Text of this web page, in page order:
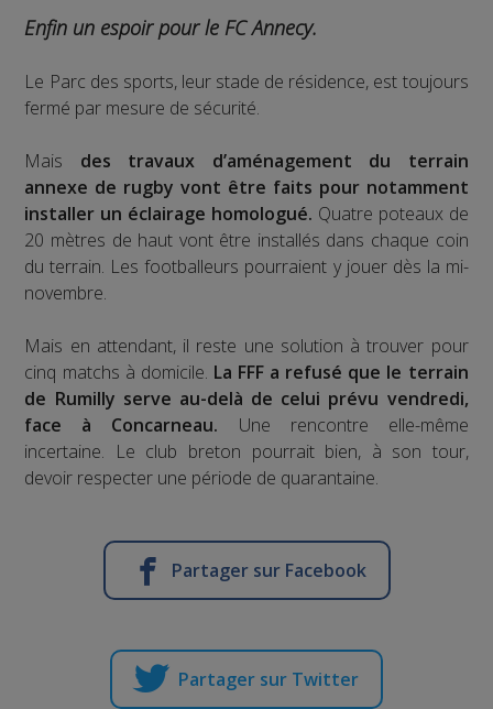
Enfin un espoir pour le FC Annecy.
Le Parc des sports, leur stade de résidence, est toujours
fermé par mesure de sécurité.
Mais des travaux d’aménagement du terrain
annexe de rugby vont être faits pour notamment
installer un éclairage homologué. Quatre poteaux de
20 mètres de haut vont être installés dans chaque coin
du terrain. Les footballeurs pourraient y jouer dès la mi-
novembre.
Mais en attendant, il reste une solution à trouver pour
cinq matchs à domicile. La FFF a refusé que le terrain
de Rumilly serve au-delà de celui prévu vendredi,
face à Concarneau. Une rencontre elle-même
incertaine. Le club breton pourrait bien, à son tour,
devoir respecter une période de quarantaine.
Partager sur Facebook
Partager sur Twitter